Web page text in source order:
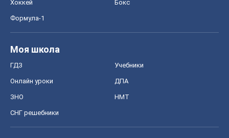
Хоккей Бокс
Формула-1
Моя школа
ГДЗ Учебники
Онлайн уроки ДПА
ЗНО НМТ
СНГ решебники